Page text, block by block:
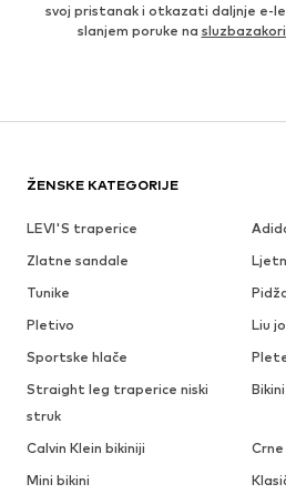
svoj pristanak i otkazati daljnje e-
slanjem poruke na
ŽENSKE KATEGORIJE
LEVI'S traperice
Zlatne sandale
Tunike
Pletivo
Liu
Sportske hlače
Straight leg traperice niski
struk
Calvin Klein bikiniji
Mini bikini